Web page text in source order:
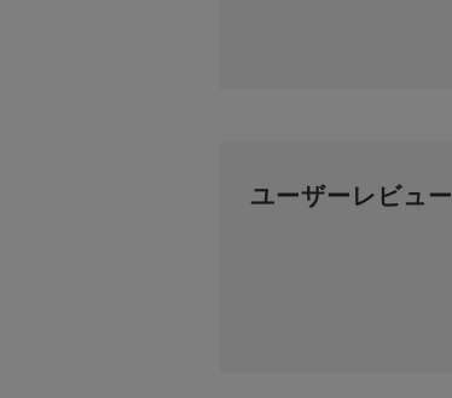
ユーザーレビュー